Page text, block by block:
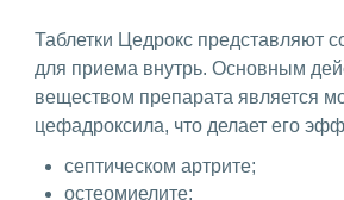
Таблетки Цедрокс представляют
для приема внутрь. Основным
веществом препарата является
цефадроксила, что делает его
септическом артрите;
остеомиелите;